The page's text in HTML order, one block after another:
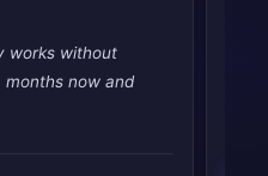
works without
now and